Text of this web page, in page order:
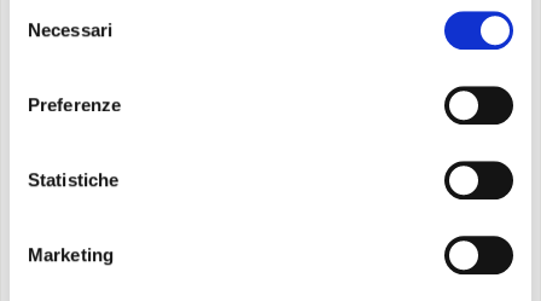
delNecessari
Preferenze
Statistiche
Marketing
Funzione Auto
funzionamento in relazione alla temperatura
dell’ambiente rilevata
temperatura impostata in raffreddamento per un
Funzione Turbo
: attiva la massima velocità di
ventilazione per raggiungere nel minor tempo